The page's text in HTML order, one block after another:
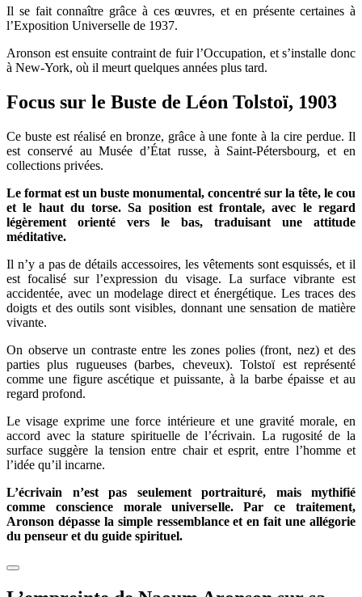
Il se fait connaître grâce à ces œuvres, et en présente certaines à
l’Exposition Universelle de 1937.
Aronson est ensuite contraint de fuir l’Occupation, et s’installe donc
à New-York, où il meurt quelques années plus tard.
Focus sur le Buste de Léon Tolstoï, 1903
Ce buste est réalisé en bronze, grâce à une fonte à la cire perdue. Il
est conservé au Musée d’État russe, à Saint-Pétersbourg, et en
collections privées.
Le format est un buste monumental, concentré sur la tête, le cou
et le haut du torse. Sa position est frontale, avec le regard
légèrement orienté vers le bas, traduisant une attitude
méditative.
Il n’y a pas de détails accessoires, les vêtements sont esquissés, et il
est focalisé sur l’expression du visage. La surface vibrante est
accidentée, avec un modelage direct et énergétique. Les traces des
doigts et des outils sont visibles, donnant une sensation de matière
vivante.
On observe un contraste entre les zones polies (front, nez) et des
parties plus rugueuses (barbes, cheveux). Tolstoï est représenté
comme une figure ascétique et puissante, à la barbe épaisse et au
regard profond.
Le visage exprime une force intérieure et une gravité morale, en
accord avec la stature spirituelle de l’écrivain. La rugosité de la
surface suggère la tension entre chair et esprit, entre l’homme et
l’idée qu’il incarne.
L’écrivain n’est pas seulement portraituré, mais mythifié
comme conscience morale universelle. Par ce traitement,
Aronson dépasse la simple ressemblance et en fait une allégorie
du penseur et du guide spirituel.